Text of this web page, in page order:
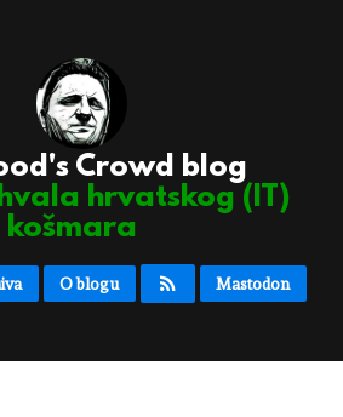
Crowd blog
hrvatskog (IT)
košmara
O blogu Mastodon